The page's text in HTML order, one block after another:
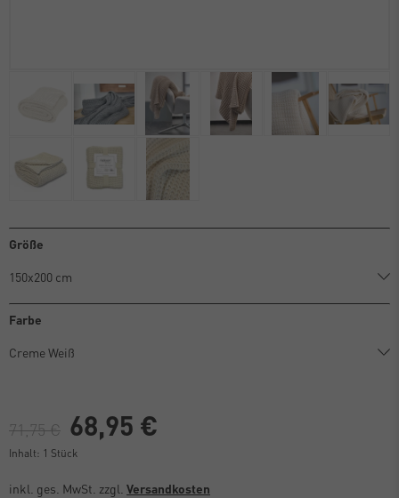
Größe
Farbe
71,75 € 68,95 €
Inhalt: 1 Stück
inkl. ges. MwSt. zzgl. Versandkosten